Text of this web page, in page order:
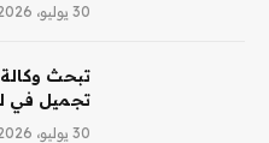
30 يوليو، 2026
تجميل في
30 يوليو، 2026